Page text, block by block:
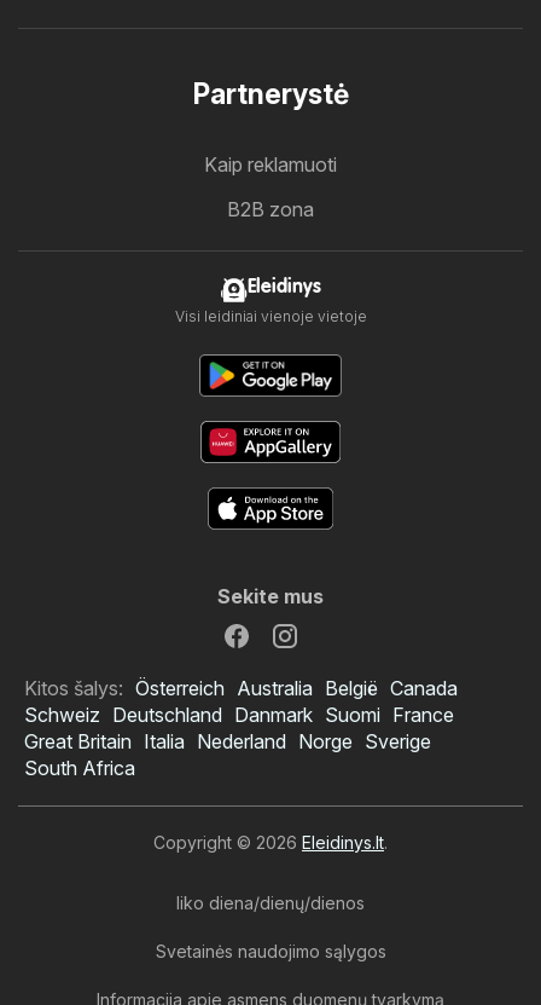
Partnerystė
Kaip reklamuoti
B2B zona
Eleidinys
Visi leidiniai vienoje vietoje
Sekite mus
Kitos šalys: Österreich Australia België Canada
Schweiz Deutschland Danmark Suomi France
Great Britain Italia Nederland Norge Sverige
South Africa
Copyright © 2026 Eleidinys.lt.
liko diena/dienų/dienos
Svetainės naudojimo sąlygos
Informacija apie asmens duomenų tvarkymą